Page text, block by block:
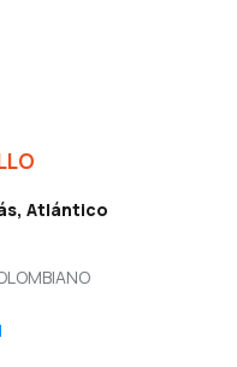
Atlántico